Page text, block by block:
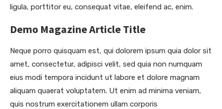
ligula, porttitor eu, consequat vitae, eleifend ac, enim.
Demo Magazine Article Title
Neque porro quisquam est, qui dolorem ipsum quia dolor sit
amet, consectetur, adipisci velit, sed quia non numquam
eius modi tempora incidunt ut labore et dolore magnam
aliquam quaerat voluptatem. Ut enim ad minima veniam,
quis nostrum exercitationem ullam corporis